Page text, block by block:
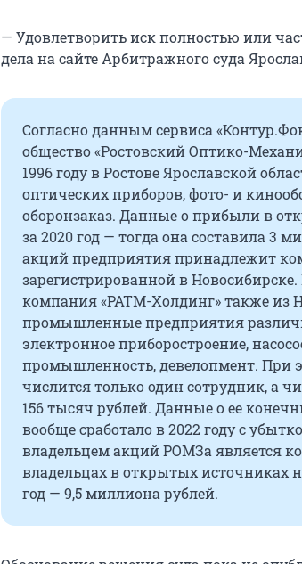
— Удовлетворить иск полностью или
дела на сайте Арбитражного суда
Согласно данным сервиса
общество «Ростовский Оптико-
1996 году в Ростове Ярославской
оптических приборов, фото- и
оборонзаказ. Данные о прибыли в
за 2020 год — тогда она составила 3
акций предприятия принадлежит
зарегистрированной в
компания «РАТМ-Холдинг» также из
промышленные предприятия
электронное приборостроение,
промышленность, девелопмент. При
числится только один сотрудник, а
156 тысяч рублей. Данные о ее
вообще сработало в 2022 году с
владельцем акций РОМЗа является
владельцах в открытых источниках
год — 9,5 миллиона рублей.